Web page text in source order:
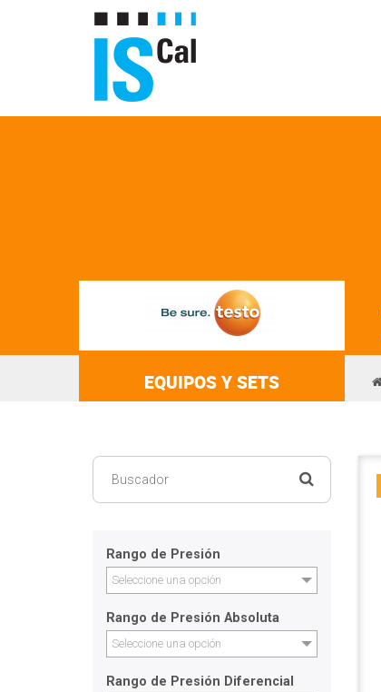
EQUIPOS Y SETS
Rango de Presión
Seleccione una opción
Rango de Presión Absoluta
Seleccione una opción
Rango de Presión Diferencial